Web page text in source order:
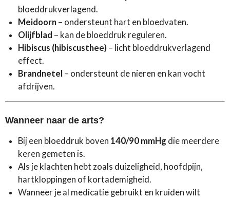
bloeddrukverlagend.
Meidoorn – ondersteunt hart en bloedvaten.
Olijfblad – kan de bloeddruk reguleren.
Hibiscus (hibiscusthee) – licht bloeddrukverlagend
effect.
Brandnetel – ondersteunt de nieren en kan vocht
afdrijven.
Wanneer naar de arts?
Bij een bloeddruk boven 140/90 mmHg die meerdere
keren gemeten is.
Als je klachten hebt zoals duizeligheid, hoofdpijn,
hartkloppingen of kortademigheid.
Wanneer je al medicatie gebruikt en kruiden wilt